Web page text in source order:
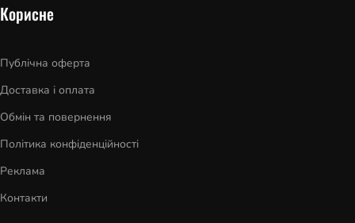
Корисне
Публічна оферта
Доставка і оплата
Обмін та повернення
Політика конфіденційності
Реклама
Контакти